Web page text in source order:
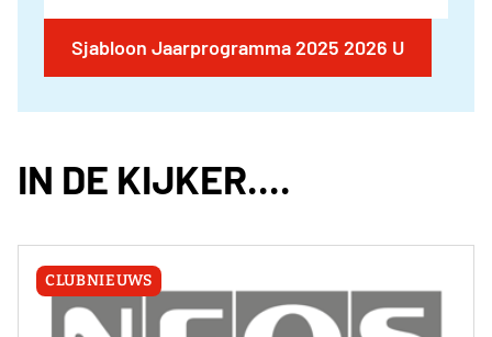
Sjabloon Jaarprogramma 2025 2026 U
IN DE KIJKER....
CLUBNIEUWS